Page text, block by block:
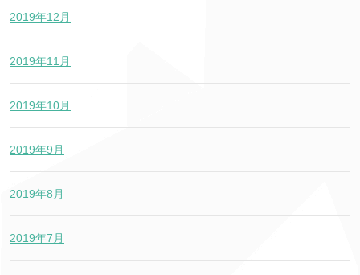
2019年12月
2019年11月
2019年10月
2019年9月
2019年8月
2019年7月